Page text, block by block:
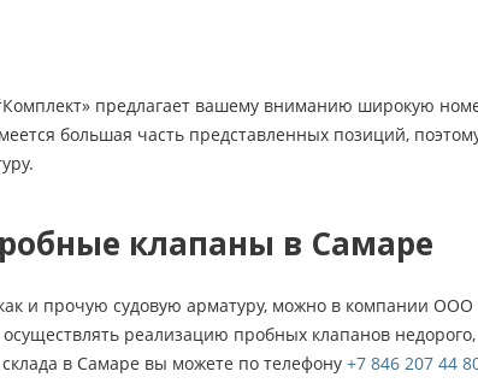
предлагает вашему вниманию широкую
большая часть представленных позиций,
клапаны в Самаре
и прочую судовую арматуру, можно в компании
реализацию пробных клапанов
в Самаре вы можете по телефону +7 846 207 44